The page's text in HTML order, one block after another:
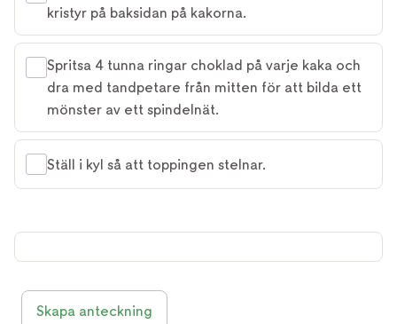
kristyr på baksidan på kakorna.
Spritsa 4 tunna ringar choklad på varje kaka och
dra med tandpetare från mitten för att bilda ett
mönster av ett spindelnät.
Ställ i kyl så att toppingen stelnar.
Skapa anteckning